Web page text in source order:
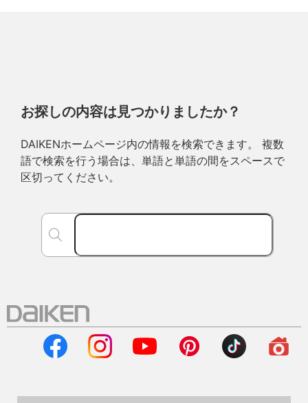
お探しの内容は見つかりましたか？
DAIKENホームページ内の情報を検索できます。 複数
語で検索を行う場合は、単語と単語の間をスペースで
区切ってください。